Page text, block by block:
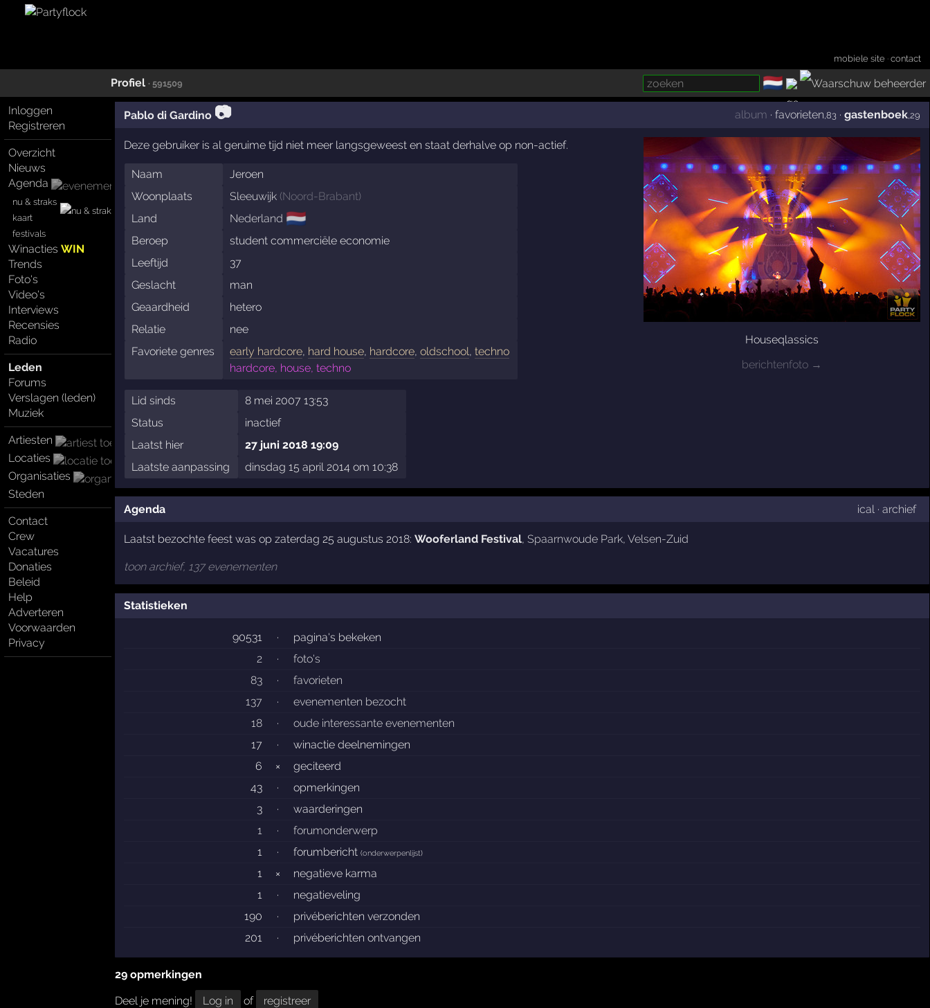
mobiele site ·contact
Profiel · 591509 🇳🇱
Inloggen
Registreren
Overzicht
Nieuws
Agenda
nu & straks
kaart
festivals
WinactiesWIN
Trends
Foto's
Video's
Interviews
Recensies
Radio
Leden
Forums
Verslagen (leden)
Muziek
Artiesten
Locaties
Organisaties
Steden
Contact
Crew
Vacatures
Donaties
Beleid
Help
Adverteren
Voorwaarden
Privacy
Pablo di Gardino 📷 album ·favorieten ,83 ·gastenboek,29
Houseqlassics
berichtenfoto →
Deze gebruiker is al geruime tijd niet meer langsgeweest en staat derhalve op non-actief.
Naam
Jeroen
Woonplaats
Sleeuwijk (Noord-Brabant)
Land
Nederland 🇳🇱
Beroep
student commerciële economie
Leeftijd
37
Geslacht
man
Geaardheid
hetero
Relatie
nee
Favoriete genres
early hardcore, hard house, hardcore,oldschool,techno
hardcore, house, techno
Lid sinds
8 mei 2007 13:53
Status
inactief
Laatst hier
27 juni 2018 19:09
Laatste aanpassing
dinsdag 15 april 2014 om 10:38
Agenda ical · archief
Laatst bezochte feest was op zaterdag 25 augustus 2018: Wooferland Festival, Spaarnwoude Park, Velsen-Zuid
toon archief, 137 evenementen
Statistieken
90531 ·
pagina's bekeken
2
·
foto's
83
·
favorieten
137
·
evenementen bezocht
18
·
oude interessante evenementen
17
·
winactie deelnemingen
6
×
geciteerd
43
·
opmerkingen
3
·
waarderingen
1
·
forumonderwerp
1
· forumbericht(onderwerpenlijst)
1 ×
negatieve karma
1
·
negatieveling
190
·
privéberichten verzonden
201
· privéberichten ontvangen
29 opmerkingen
Deel je mening!
Log in of registreer